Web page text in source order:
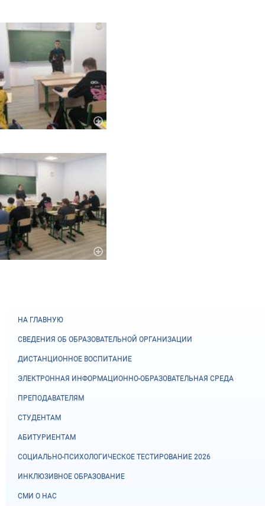
НА ГЛАВНУЮ
СВЕДЕНИЯ ОБ ОБРАЗОВАТЕЛЬНОЙ ОРГАНИЗАЦИИ
ДИСТАНЦИОННОЕ ВОСПИТАНИЕ
ЭЛЕКТРОННАЯ ИНФОРМАЦИОННО-ОБРАЗОВАТЕЛЬНАЯ СРЕДА
ПРЕПОДАВАТЕЛЯМ
СТУДЕНТАМ
АБИТУРИЕНТАМ
СОЦИАЛЬНО-ПСИХОЛОГИЧЕСКОЕ ТЕСТИРОВАНИЕ 2026
ИНКЛЮЗИВНОЕ ОБРАЗОВАНИЕ
СМИ О НАС